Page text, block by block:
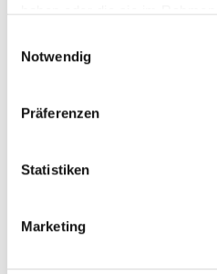
haben oder die sie im
Notwendig
Präferenzen
Statistiken
Marketing
Ring · S4971
Nicht auf Lager
My Diary · Ring ·
My Diary · Ring · Rotgold